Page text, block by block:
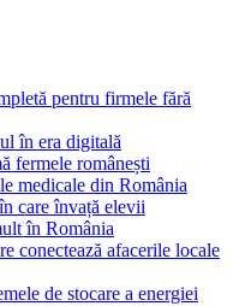
pentru firmele fără
în era digitală
fermele românești
medicale din România
care învață elevii
în România
conectează afacerile locale
de stocare a energiei